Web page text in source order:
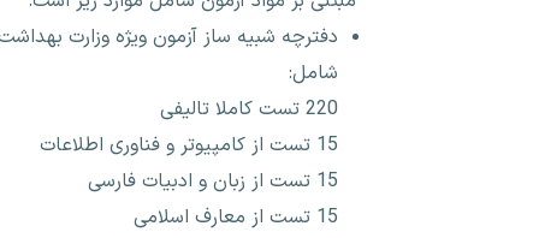
دفترچه شبیه ساز آزمون ویژه وزارت
شامل:
220 تست کاملا تالیفی
15 تست از کامپیوتر و فناوری اطلاعات
15 تست از زبان و ادبیات فارسی
15 تست از معارف اسلامی